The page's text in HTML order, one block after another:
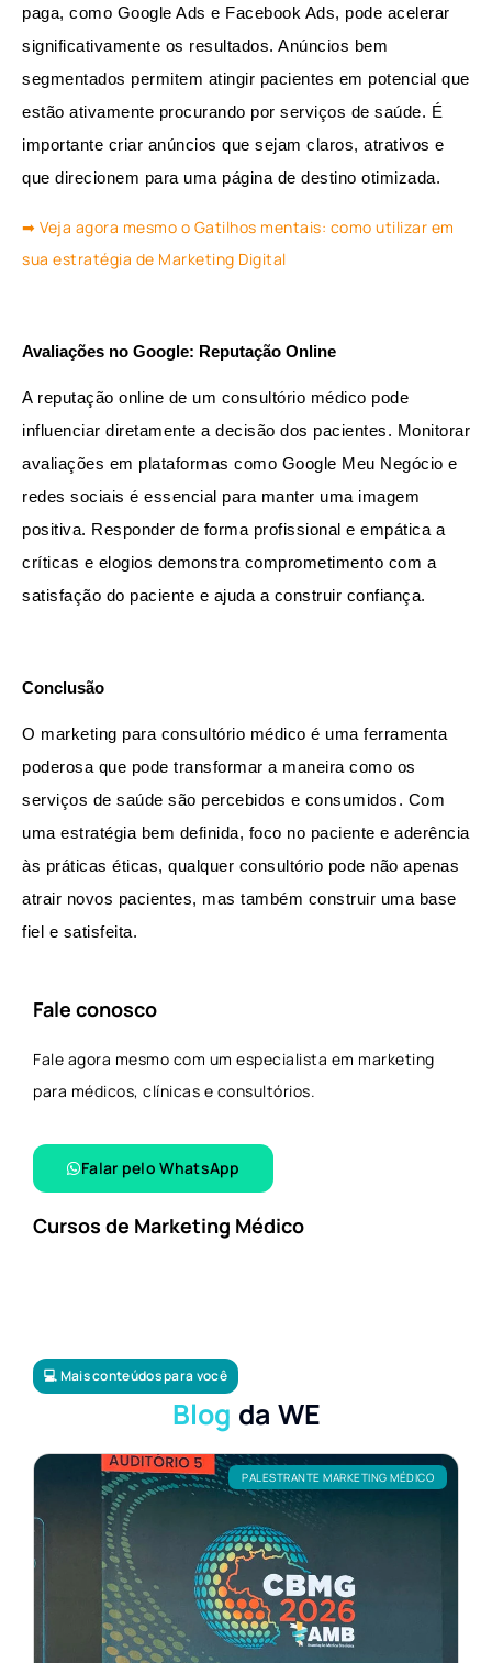
paga, como Google Ads e Facebook Ads, pode acelerar
significativamente os resultados. Anúncios bem
segmentados permitem atingir pacientes em potencial que
estão ativamente procurando por serviços de saúde. É
importante criar anúncios que sejam claros, atrativos e
que direcionem para uma página de destino otimizada.
➡ Veja agora mesmo o Gatilhos mentais: como utilizar em
sua estratégia de Marketing Digital
Avaliações no Google: Reputação Online
A reputação online de um consultório médico pode
influenciar diretamente a decisão dos pacientes. Monitorar
avaliações em plataformas como Google Meu Negócio e
redes sociais é essencial para manter uma imagem
positiva. Responder de forma profissional e empática a
críticas e elogios demonstra comprometimento com a
satisfação do paciente e ajuda a construir confiança.
Conclusão
O marketing para consultório médico é uma ferramenta
poderosa que pode transformar a maneira como os
serviços de saúde são percebidos e consumidos. Com
uma estratégia bem definida, foco no paciente e aderência
às práticas éticas, qualquer consultório pode não apenas
atrair novos pacientes, mas também construir uma base
fiel e satisfeita.
Fale conosco
Fale agora mesmo com um especialista em marketing
para médicos, clínicas e consultórios.
Falar pelo WhatsApp​
Cursos de Marketing Médico
💻 Mais conteúdos para você
Blog da WE
PALESTRANTE MARKETING MÉDICO